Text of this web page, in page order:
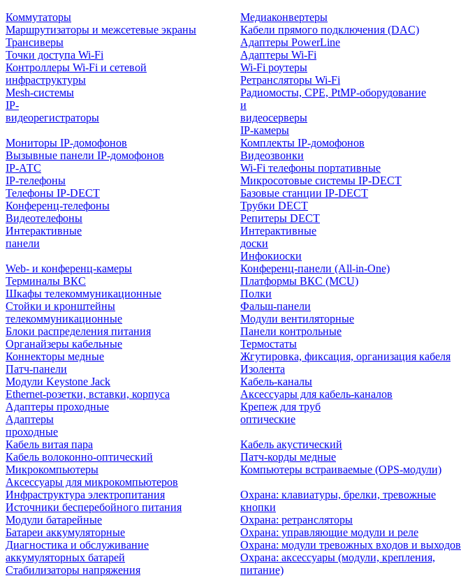
Коммутаторы
Маршрутизаторы и межсетевые экраны
Трансиверы
Медиаконвертеры
Кабели прямого подключения (DAC)
Адаптеры PowerLine
Точки доступа Wi-Fi
Контроллеры Wi-Fi и сетевой
инфраструктуры
Mesh-системы
Адаптеры Wi-Fi
Wi-Fi роутеры
Ретрансляторы Wi-Fi
Радиомосты, CPE, PtMP-оборудование
IP-
видеорегистраторы
и
видеосерверы
IP-камеры
Мониторы IP-домофонов
Вызывные панели IP-домофонов
Комплекты IP-домофонов
Видеозвонки
IP-АТС
IP-телефоны
Телефоны IP-DECT
Конференц-телефоны
Видеотелефоны
Wi-Fi телефоны портативные
Микросотовые системы IP-DECT
Базовые станции IP-DECT
Трубки DECT
Репитеры DECT
Интерактивные
панели
Интерактивные
доски
Инфокиоски
Web- и конференц-камеры
Терминалы ВКС
Конференц-панели (All-in-One)
Платформы ВКС (MCU)
Шкафы телекоммуникационные
Стойки и кронштейны
телекоммуникационные
Блоки распределения питания
Органайзеры кабельные
Полки
Фальш-панели
Модули вентиляторные
Панели контрольные
Термостаты
Коннекторы медные
Патч-панели
Модули Keystone Jack
Ethernet-розетки, вставки, корпуса
Адаптеры проходные
Жгутировка, фиксация, организация кабеля
Изолента
Кабель-каналы
Аксессуары для кабель-каналов
Крепеж для труб
Адаптеры
проходные
оптические
Кабель витая пара
Кабель волоконно-оптический
Кабель акустический
Патч-корды медные
Микрокомпьютеры
Аксессуары для микрокомпьютеров
Компьютеры встраиваемые (OPS-модули)
Инфраструктура электропитания
Источники бесперебойного питания
Модули батарейные
Батареи аккумуляторные
Диагностика и обслуживание
аккумуляторных батарей
Стабилизаторы напряжения
Охрана: клавиатуры, брелки, тревожные
кнопки
Охрана: ретрансляторы
Охрана: управляющие модули и реле
Охрана: модули тревожных входов и выходов
Охрана: аксессуары (модули, крепления,
питание)